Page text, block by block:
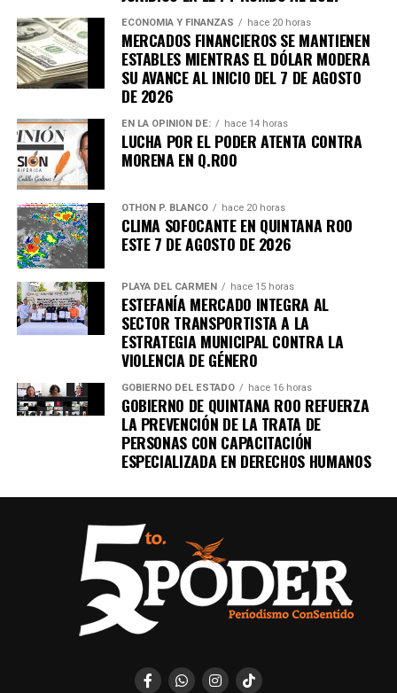
ECONOMÍA Y FINANZAS hace 20 horas
MERCADOS FINANCIEROS SE MANTIENEN
ESTABLES MIENTRAS EL DÓLAR MODERA
SU AVANCE AL INICIO DEL 7 DE AGOSTO
DE 2026
EN LA OPINIÓN DE: hace 14 horas
LUCHA POR EL PODER ATENTA CONTRA
MORENA EN Q.ROO
OTHON P. BLANCO hace 20 horas
CLIMA SOFOCANTE EN QUINTANA ROO
ESTE 7 DE AGOSTO DE 2026
PLAYA DEL CARMEN hace 15 horas
ESTEFANÍA MERCADO INTEGRA AL
SECTOR TRANSPORTISTA A LA
ESTRATEGIA MUNICIPAL CONTRA LA
VIOLENCIA DE GÉNERO
GOBIERNO DEL ESTADO hace 16 horas
GOBIERNO DE QUINTANA ROO REFUERZA
LA PREVENCIÓN DE LA TRATA DE
PERSONAS CON CAPACITACIÓN
ESPECIALIZADA EN DERECHOS HUMANOS